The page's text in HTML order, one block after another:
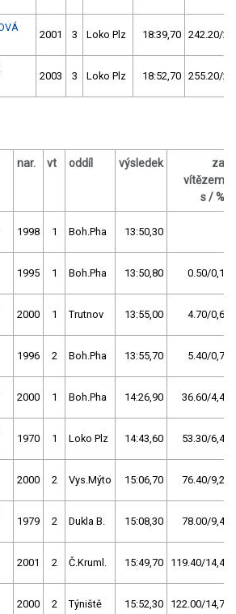
2001 3 Loko Plz 18:39,70 242.20/
2003 3 Loko Plz 18:52,70 255.20/
nar. vt oddíl výsledek
za
vítězem
s / %
1998 1 Boh.Pha 13:50,30
1995 1 Boh.Pha 13:50,80 0.50/0,1
2000 1 Trutnov 13:55,00 4.70/0,6
1996 2 Boh.Pha 13:55,70 5.40/0,7
2000 1 Boh.Pha 14:26,90 36.60/4,4
1970 1 Loko Plz 14:43,60 53.30/6,4
2000 2 Vys.Mýto 15:06,70 76.40/9,2
1979 2 Dukla B. 15:08,30 78.00/9,4
2001 2 Č.Kruml. 15:49,70 119.40/14,4
2000 2 Týniště 15:52,30 122.00/14,7